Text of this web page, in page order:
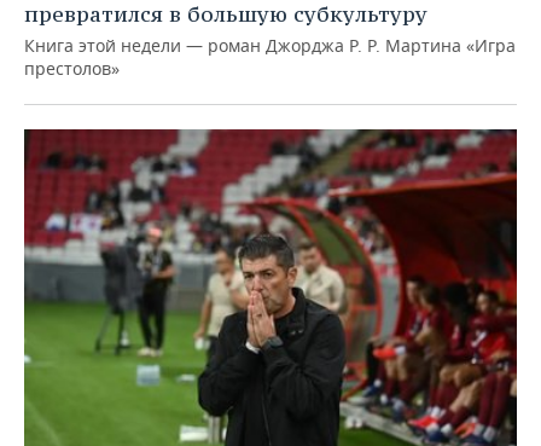
превратился в большую субкультуру
Книга этой недели — роман Джорджа Р. Р. Мартина «Игра
престолов»